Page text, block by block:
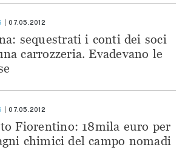
07.05.2012
sequestrati i conti dei soci
carrozzeria. Evadevano le
07.05.2012
Fiorentino: 18mila euro per
chimici del campo nomadi